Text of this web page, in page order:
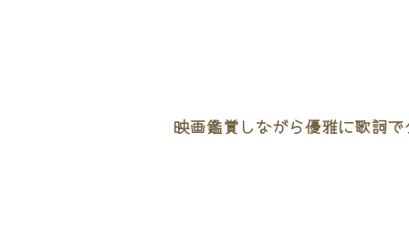
映画鑑賞しながら優雅に歌詞